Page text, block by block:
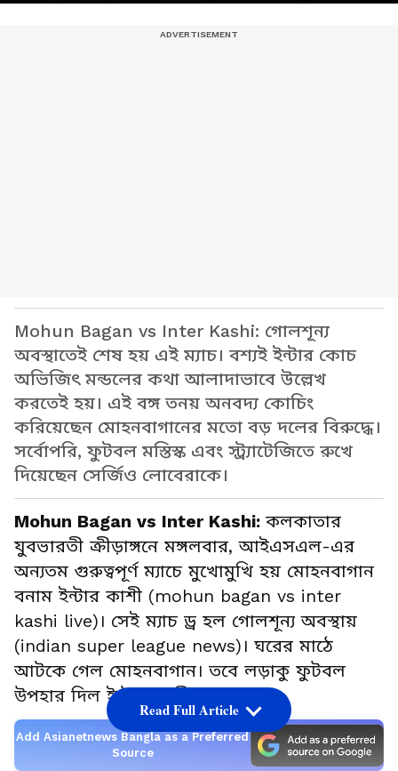
Mohun Bagan vs Inter Kashi: গোলশূন্য
অবস্থাতেই শেষ হয় এই ম্যাচ। বশ্যই ইন্টার কোচ
অভিজিৎ মন্ডলের কথা আলাদাভাবে উল্লেখ
করতেই হয়। এই বঙ্গ তনয় অনবদ্য কোচিং
করিয়েছেন মোহনবাগানের মতো বড় দলের বিরুদ্ধে।
সর্বোপরি, ফুটবল মস্তিস্ক এবং স্ট্র্যাটেজিতে রুখে
দিয়েছেন সের্জিও লোবেরাকে।
Mohun Bagan vs Inter Kashi: কলকাতার
যুবভারতী ক্রীড়াঙ্গনে মঙ্গলবার, আইএসএল-এর
অন্যতম গুরুত্বপূর্ণ ম্যাচে মুখোমুখি হয় মোহনবাগান
বনাম ইন্টার কাশী (mohun bagan vs inter
kashi live)। সেই ম্যাচ ড্র হল গোলশূন্য অবস্থায়
(indian super league news)। ঘরের মাঠে
আটকে গেল মোহনবাগান। তবে লড়াকু ফুটবল
উপহার দিল ইন্টার কাশী।
Add Asianetnews Bangla as a Preferred
Source
Read Full Article